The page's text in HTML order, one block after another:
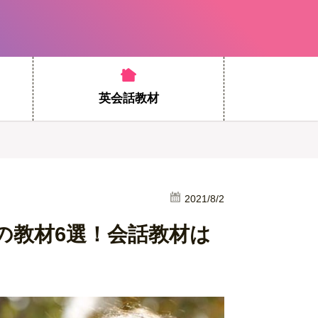
英会話教材
2021/8/2
教材6選！会話教材は